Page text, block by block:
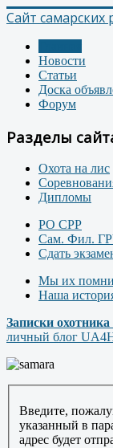
Сайт
Новости
Статьи
Доска
Форум
Разделы
Охота на лис
Дипломы
РО СРР
Сам. Фил.
Сдать
Мы их
Наша
Записки охотника
личный блог
Введите,
указанный в
адрес будет